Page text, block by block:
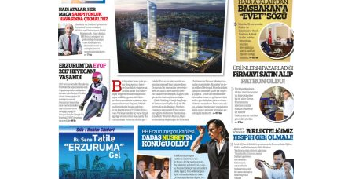
28 Temmuz 2026 Salı
Ahmet Gökhan YAZICI
Ahmed Yesevi’den bir Alperen…
”Reisimiz” idi… Hakka yürüdü.!
26 Mart 2026 Perşembe
Cem Bakırcı
Ardında bıraktığı hatıralarıyla
gönül adamı Faruk Terzioğlu!
13 Mayıs 2026 Çarşamba
Esat BİNDESEN